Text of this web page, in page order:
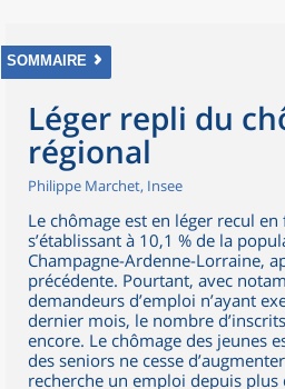
SOMMAIRE
Léger repli du
régional
Philippe Marchet, Insee
Le chômage est en léger recul en
s’établissant à 10,1 % de la
Champagne-Ardenne-Lorraine,
précédente. Pourtant, avec
demandeurs d’emploi n’ayant
dernier mois, le nombre
encore. Le chômage des jeunes
des seniors ne cesse
recherche un emploi depuis plus